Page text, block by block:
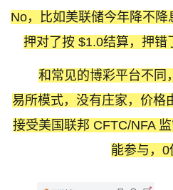
No，比如美联储今年降不降
押对了按 $1.0结算，押错
和常见的博彩平台不同，
易所模式，没有庄家，价格
接受美国联邦 CFTC/NFA
能参与， 0